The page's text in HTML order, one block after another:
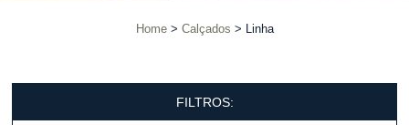
Home Calçados Linha
FILTROS: